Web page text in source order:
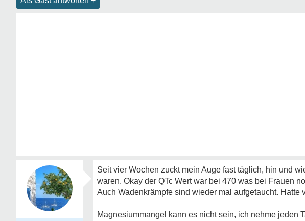
Seit vier Wochen zuckt mein Auge fast täglich, hin und
waren. Okay der QTc Wert war bei 470 was bei Frauen
Auch Wadenkrämpfe sind wieder mal aufgetaucht. Hatte
Magnesiummangel kann es nicht sein, ich nehme jeden